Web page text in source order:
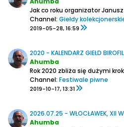
Channel: Giełdy
2019-05-28, 16:59
2020 - KALENDARZ GIEŁD
Ahumba
Channel: Festiwale piwne
2019-10-17, 13:31
2026.07.25 - WŁOCŁAWEK, XII
Ahumba